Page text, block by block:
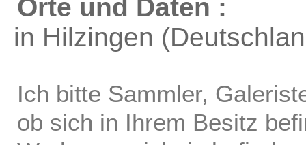
Orte und Daten :
in Hilzingen
Ich bitte Sammler,
ob sich in Ihrem Besitz